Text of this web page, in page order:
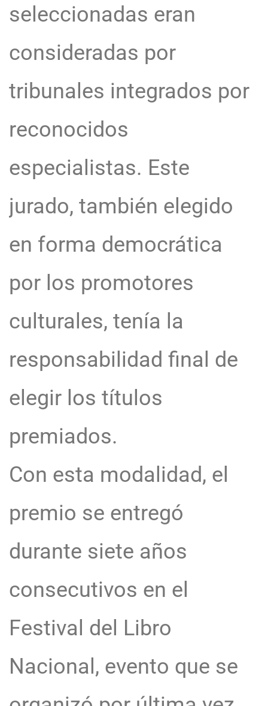
seleccionadas eran
consideradas por
tribunales integrados por
reconocidos
especialistas. Este
jurado, también elegido
en forma democrática
por los promotores
culturales, tenía la
responsabilidad final de
elegir los títulos
premiados.
Con esta modalidad, el
premio se entregó
durante siete años
consecutivos en el
Festival del Libro
Nacional, evento que se